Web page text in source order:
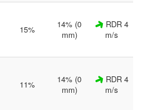
15%
14% (0
mm)
RDR 4
m/s
11%
14% (0
mm)
RDR 4
m/s